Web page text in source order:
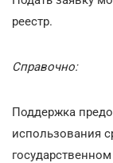
реестр.
Справочно:
Поддержка
использования